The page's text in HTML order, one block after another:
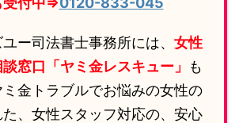
ー司法書士事務所には、 女性
窓口「ヤミ金レスキュー」
も
金トラブルでお悩みの女性の
、女性スタッフ対応の、安心